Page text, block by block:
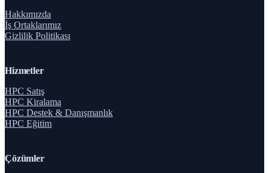
Hakkımızda
İş Ortaklarımız
Gizlilik Politikası
Hizmetler
HPC Satış
HPC Kiralama
HPC Destek & Danışmanlık
HPC Eğitim
Çözümler